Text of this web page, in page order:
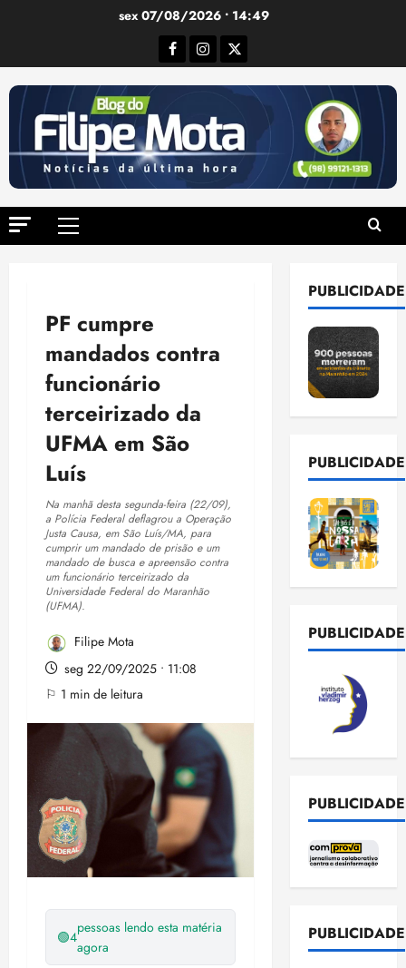
sex 07/08/2026 • 14:49
Facebook
Instagram
Twitter
Menu
PF cumpre
mandados contra
funcionário
terceirizado da
UFMA em São
Luís
Na manhã desta segunda-feira (22/09),
a Polícia Federal deflagrou a Operação
Justa Causa, em São Luís/MA, para
cumprir um mandado de prisão e um
mandado de busca e apreensão contra
um funcionário terceirizado da
Universidade Federal do Maranhão
(UFMA).
Filipe Mota
seg 22/09/2025 • 11:08
⚐ 1 min de leitura
🟢4
pessoas lendo esta matéria
agora
PUBLICIDADE
PUBLICIDADE
PUBLICIDADE
PUBLICIDADE
PUBLICIDADE